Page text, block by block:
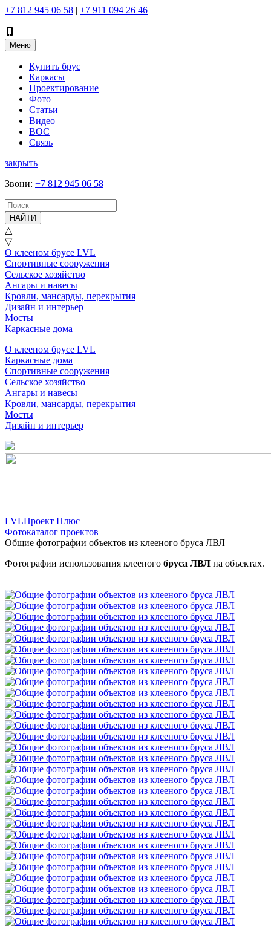
+7 812 945 06 58 | +7 911 094 26 46
Меню
Купить брус
Каркасы
Проектирование
Фото
Статьи
Видео
ВОС
Связь
закрыть
Звони: +7 812 945 06 58
НАЙТИ
△
▽
О клееном брусе LVL
Спортивные сооружения
Сельское хозяйство
Ангары и навесы
Кровли, мансарды, перекрытия
Дизайн и интерьер
Мосты
Каркасные дома
О клееном брусе LVL
Каркасные дома
Спортивные сооружения
Сельское хозяйство
Ангары и навесы
Кровли, мансарды, перекрытия
Мосты
Дизайн и интерьер
LVLПроект Плюс
Фотокаталог проектов
Общие фотографии объектов из клееного бруса ЛВЛ
Фотографии использования клееного бруса ЛВЛ на объектах.